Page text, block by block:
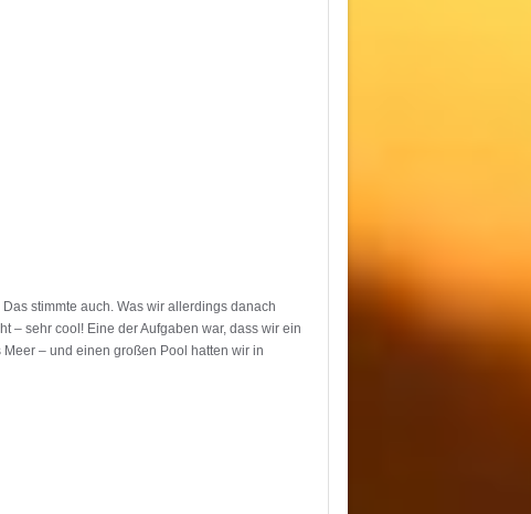
stimmte auch. Was wir allerdings danach
– sehr cool! Eine der Aufgaben war, dass wir ein
– und einen großen Pool hatten wir in